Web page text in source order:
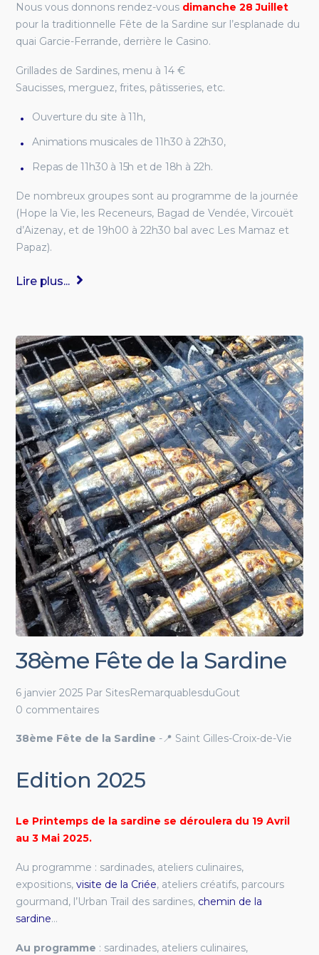
Nous vous donnons rendez-vous dimanche 28 Juillet
pour la traditionnelle Fête de la Sardine sur l’esplanade du
quai Garcie-Ferrande, derrière le Casino.
Grillades de Sardines, menu à 14 €
Saucisses, merguez, frites, pâtisseries, etc.
Ouverture du site à 11h,
Animations musicales de 11h30 à 22h30,
Repas de 11h30 à 15h et de 18h à 22h.
De nombreux groupes sont au programme de la journée
(Hope la Vie, les Receneurs, Bagad de Vendée, Vircouët
d’Aizenay, et de 19h00 à 22h30 bal avec Les Mamaz et
Papaz).
Lire plus...
38ème Fête de la Sardine
6 janvier 2025 Par SitesRemarquablesduGout
0 commentaires
38ème Fête de la Sardine -📍 Saint Gilles-Croix-de-Vie
Edition 2025
Le Printemps de la sardine se déroulera du 19 Avril
au 3 Mai 2025.
Au programme : sardinades, ateliers culinaires,
expositions, visite de la Criée, ateliers créatifs, parcours
gourmand, l’Urban Trail des sardines, chemin de la
sardine…
Au programme : sardinades, ateliers culinaires,